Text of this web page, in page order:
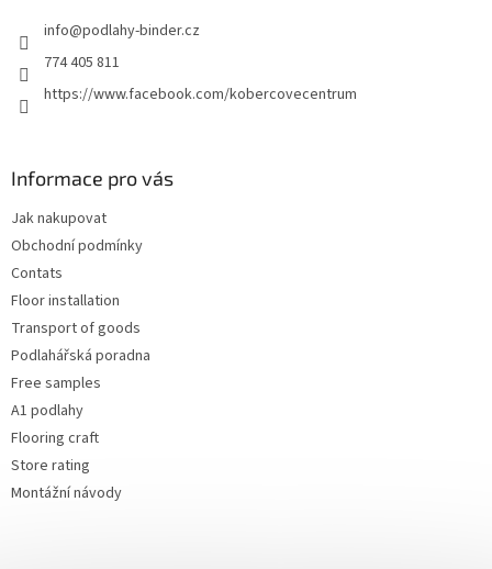
info@podlahy-binder.cz
774 405 811
https://www.facebook.com/kobercovecentrum
Informace pro vás
Jak nakupovat
Obchodní podmínky
Contats
Floor installation
Transport of goods
Podlahářská poradna
Free samples
A1 podlahy
Flooring craft
Store rating
Montážní návody